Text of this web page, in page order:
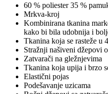
60 % poliester 35 %
Mrkva-kroj
Kombinirana tkanina
kako bi bila udobnija i
Tkanina koja se rasteže u
Stražnji našiveni džepovi
Zatvarači na gležnjevima
Tkanina koja upija i brzo
Elastični pojas
Podešavanje uzicama